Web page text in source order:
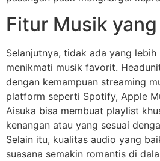
Fitur Musik
Selanjutnya, tidak ada yang lebih
menikmati musik favorit.
dengan kemampuan streaming
platform seperti Spotify, Apple
Aisuka bisa membuat playlist
kenangan atau yang sesuai
Selain itu, kualitas audio yang
suasana semakin romantis di